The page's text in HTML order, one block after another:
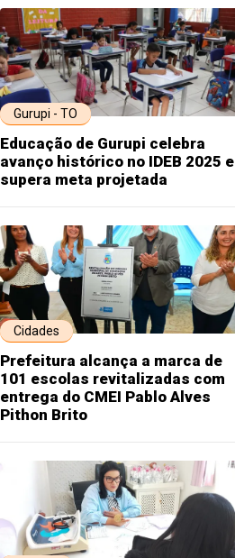
Gurupi - TO
Educação de Gurupi celebra
avanço histórico no IDEB 2025 e
supera meta projetada
Cidades
Prefeitura alcança a marca de
101 escolas revitalizadas com
entrega do CMEI Pablo Alves
Pithon Brito